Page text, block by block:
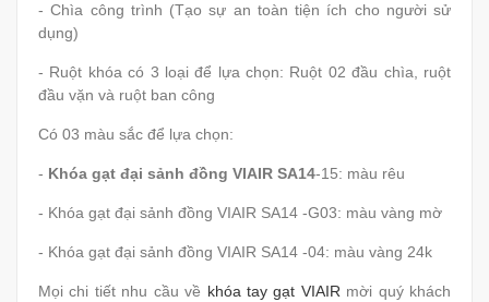
- Chìa công trình (Tạo sự an toàn tiện ích cho người sử
dụng)
- Ruột khóa có 3 loại để lựa chọn: Ruột 02 đầu chìa, ruột
đầu vặn và ruột ban công
Có 03 màu sắc để lựa chọn:
- Khóa gạt đại sảnh đồng VIAIR SA14-15: màu rêu
- Khóa gạt đại sảnh đồng VIAIR SA14 -G03: màu vàng mờ
- Khóa gạt đại sảnh đồng VIAIR SA14 -04: màu vàng 24k
Mọi chi tiết nhu cầu về khóa tay gạt VIAIRmời quý khách